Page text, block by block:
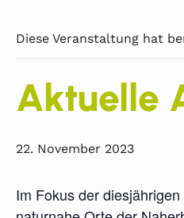
Diese Veranstaltung hat
Aktuelle
22. November 2023
Im Fokus der